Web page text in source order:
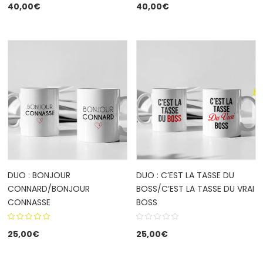
40,00€ 40,00€
DUO : BONJOUR
CONNARD/BONJOUR
CONNASSE
5.00 out
25,00€
DUO : C’EST LA TASSE DU
BOSS/C’EST LA TASSE DU VRAI
BOSS
25,00€